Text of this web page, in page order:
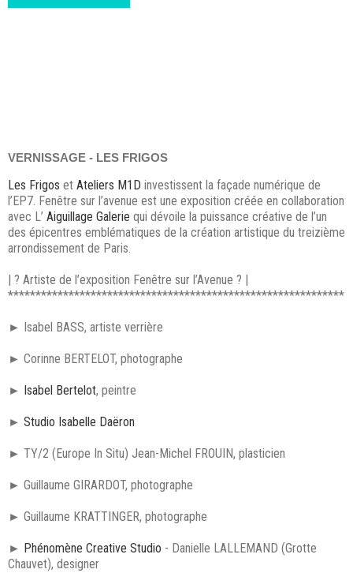
VERNISSAGE - LES FRIGOS
Les Frigos et Ateliers M1D investissent la façade numérique de
l’EP7. Fenêtre sur l’avenue est une exposition créée en collaboration
avec L’ Aiguillage Galerie qui dévoile la puissance créative de l’un
des épicentres emblématiques de la création artistique du treizième
arrondissement de Paris.
| ? Artiste de l’exposition Fenêtre sur l’Avenue ? |
*************************************************************
► Isabel BASS, artiste verrière
► Corinne BERTELOT, photographe
► Isabel Bertelot, peintre
► Studio Isabelle Daëron
► TY/2 (Europe In Situ) Jean-Michel FROUIN, plasticien
► Guillaume GIRARDOT, photographe
► Guillaume KRATTINGER, photographe
► Phénomène Creative Studio - Danielle LALLEMAND (Grotte
Chauvet), designer